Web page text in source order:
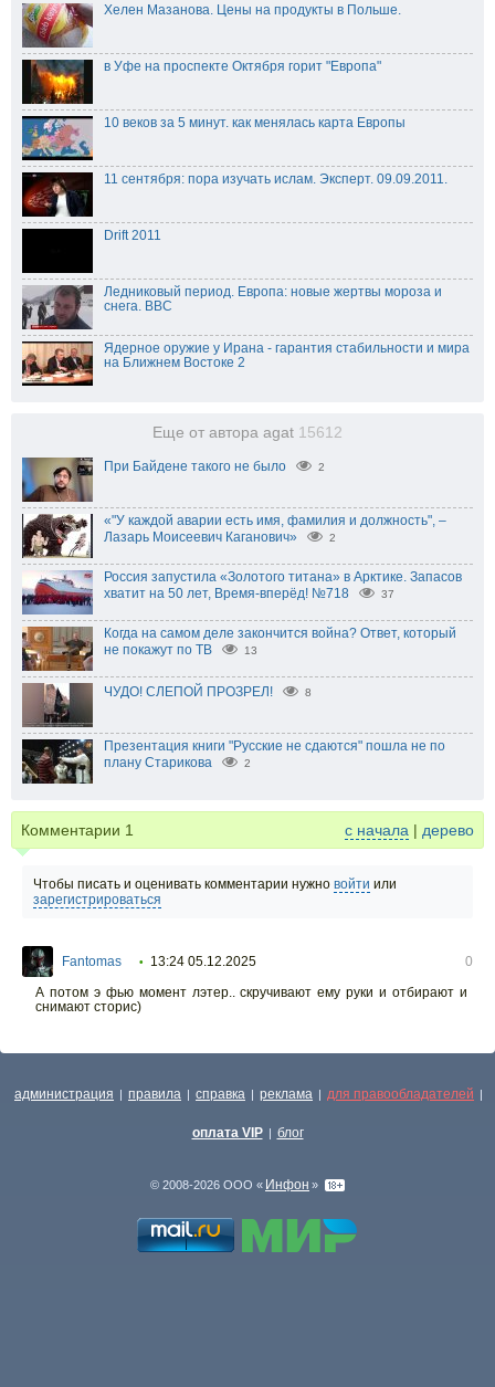
Хелен Мазанова. Цены на продукты в Польше.
в Уфе на проспекте Октября горит "Европа"
10 веков за 5 минут. как менялась карта Европы
11 сентября: пора изучать ислам. Эксперт. 09.09.2011.
Drift 2011
Ледниковый период. Европа: новые жертвы мороза и
снега. BBC
Ядерное оружие у Ирана - гарантия стабильности и мира
на Ближнем Востоке 2
Еще от автора agat 15612
При Байдене такого не было 2
«"У каждой аварии есть имя, фамилия и должность", –
Лазарь Моисеевич Каганович»
2
Россия запустила «Золотого титана» в Арктике. Запасов
хватит на 50 лет, Время-вперёд! №718
37
Когда на самом деле закончится война? Ответ, который
не покажут по ТВ
13
ЧУДО! СЛЕПОЙ ПРОЗРЕЛ! 8
Презентация книги "Русские не сдаются" пошла не по
плану Старикова
2
Комментарии 1 с начала | дерево
Чтобы писать и оценивать комментарии нужно войти или
зарегистрироваться
Fantomas • 13:24 05.12.2025
0
А потом э фью момент лэтер.. скручивают ему руки и отбирают и
снимают сторис)
администрация | правила | справка | реклама | для правообладателей |
оплата VIP | блог
© 2008-2026 ООО « Инфон »